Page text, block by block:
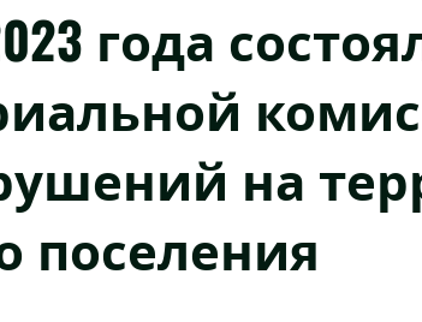
года
на
поселения